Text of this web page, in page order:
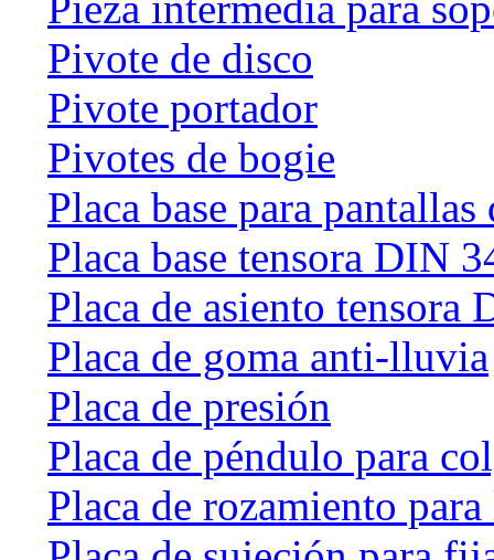
Pivote de disco
Pivote portador
Pivotes de bogie
Placa base para pantallas
Placa base tensora DIN
Placa de asiento tensora
Placa de goma anti-lluvia
Placa de presión
Placa de péndulo para
Placa de rozamiento